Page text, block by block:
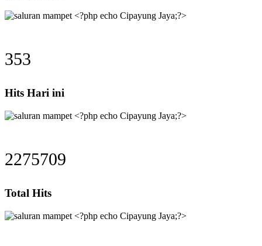
353
Hits Hari ini
2275709
Total Hits